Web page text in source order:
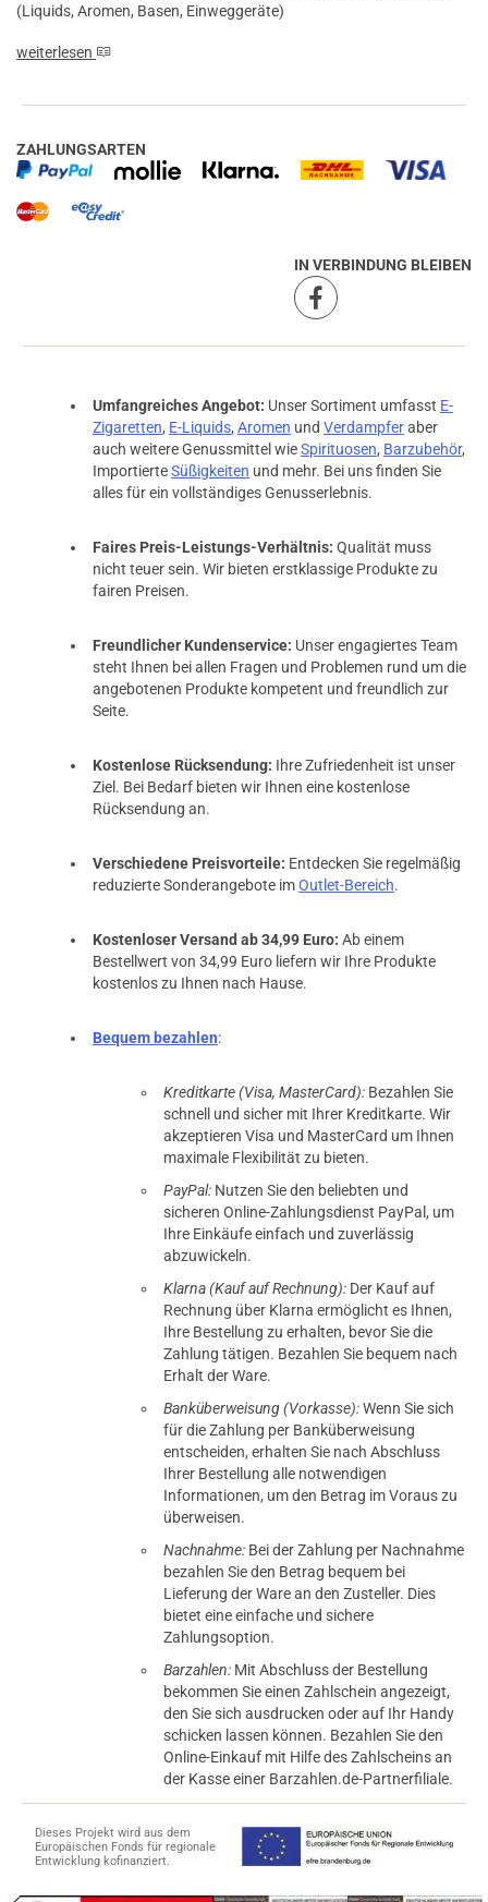
(Liquids, Aromen, Basen, Einweggeräte)
weiterlesen
ZAHLUNGSARTEN
IN VERBINDUNG BLEIBEN
Umfangreiches Angebot: Unser Sortiment umfasst E-
Zigaretten, E-Liquids, Aromen und Verdampferaber
auch weitere Genussmittel wieSpirituosen, Barzubehör,
ImportierteSüßigkeiten und mehr. Bei uns finden Sie
alles für ein vollständiges Genusserlebnis.
Faires Preis-Leistungs-Verhältnis: Qualität muss
nicht teuer sein. Wir bieten erstklassige Produkte zu
fairen Preisen.
Freundlicher Kundenservice: Unser engagiertes Team
steht Ihnen bei allen Fragen und Problemen rund um die
angebotenen Produkte kompetent und freundlich zur
Seite.
Kostenlose Rücksendung: Ihre Zufriedenheit ist unser
Ziel. Bei Bedarf bieten wir Ihnen eine kostenlose
Rücksendung an.
Verschiedene Preisvorteile: Entdecken Sie regelmäßig
reduzierte Sonderangebote imOutlet-Bereich.
Kostenloser Versand ab 34,99 Euro: Ab einem
Bestellwert von 34,99 Euro liefern wir Ihre Produkte
kostenlos zu Ihnen nach Hause.
Bequem bezahlen:
Kreditkarte (Visa, MasterCard): Bezahlen Sie
schnell und sicher mit Ihrer Kreditkarte. Wir
akzeptieren Visa und MasterCard um Ihnen
maximale Flexibilität zu bieten.
PayPal: Nutzen Sie den beliebten und
sicheren Online-Zahlungsdienst PayPal, um
Ihre Einkäufe einfach und zuverlässig
abzuwickeln.
Klarna (Kauf auf Rechnung): Der Kauf auf
Rechnung über Klarna ermöglicht es Ihnen,
Ihre Bestellung zu erhalten, bevor Sie die
Zahlung tätigen. Bezahlen Sie bequem nach
Erhalt der Ware.
Banküberweisung (Vorkasse):Wenn Sie sich
für die Zahlung per Banküberweisung
entscheiden, erhalten Sie nach Abschluss
Ihrer Bestellung alle notwendigen
Informationen, um den Betrag im Voraus zu
überweisen.
Nachnahme: Bei der Zahlung per Nachnahme
bezahlen Sie den Betrag bequem bei
Lieferung der Ware an den Zusteller. Dies
bietet eine einfache und sichere
Zahlungsoption.
Barzahlen: Mit Abschluss der Bestellung
bekommen Sie einen Zahlschein angezeigt,
den Sie sich ausdrucken oder auf Ihr Handy
schicken lassen können. Bezahlen Sie den
Online-Einkauf mit Hilfe des Zahlscheins an
der Kasse einer Barzahlen.de-Partnerfiliale.
Dieses Projekt wird aus dem
Europäischen Fonds für regionale
Entwicklung kofinanziert.